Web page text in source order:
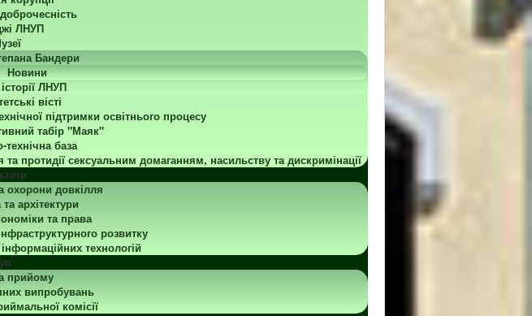
ЛНУП
Бандери
Новини
ЛНУП
вісті
підтримки освітнього процесу
табір "Маяк"
технічна база
протидії сексуальним домаганням, насильству та дискримінації
охорони довкілля
архітектури
та права
розвитку
технологій
прийому
випробувань
комісії